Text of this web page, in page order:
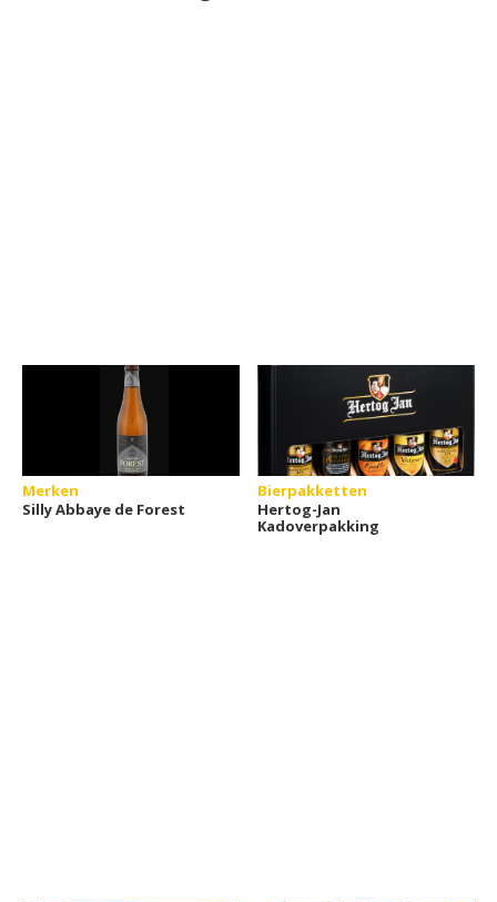
Merken
Silly Abbaye de Forest
Bierpakketten
Hertog-Jan
Kadoverpakking